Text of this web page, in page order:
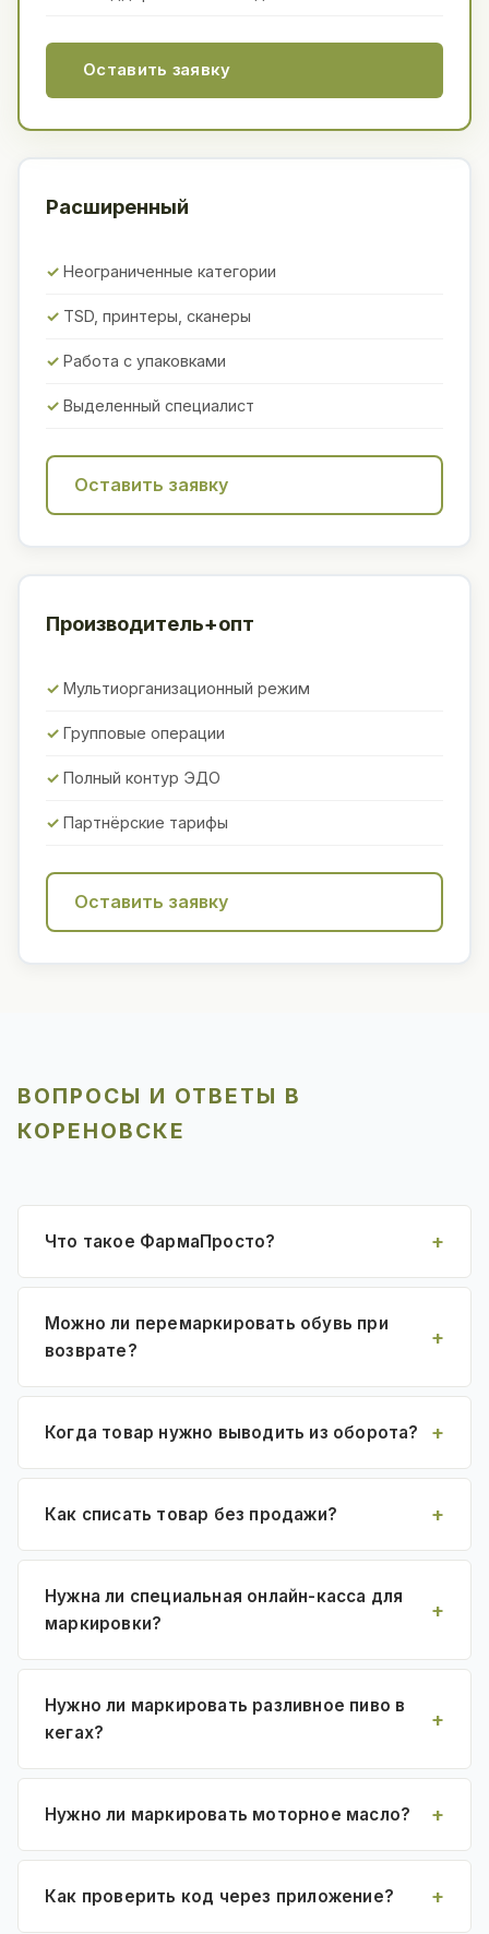
Оставить заявку
Расширенный
Неограниченные категории
TSD, принтеры, сканеры
Работа с упаковками
Выделенный специалист
Оставить заявку
Производитель+опт
Мультиорганизационный режим
Групповые операции
Полный контур ЭДО
Партнёрские тарифы
Оставить заявку
ВОПРОСЫ И ОТВЕТЫ В
КОРЕНОВСКЕ
Что такое ФармаПросто?
Можно ли перемаркировать обувь при
возврате?
Когда товар нужно выводить из оборота?
Как списать товар без продажи?
Нужна ли специальная онлайн-касса для
маркировки?
Нужно ли маркировать разливное пиво в
кегах?
Нужно ли маркировать моторное масло?
Как проверить код через приложение?